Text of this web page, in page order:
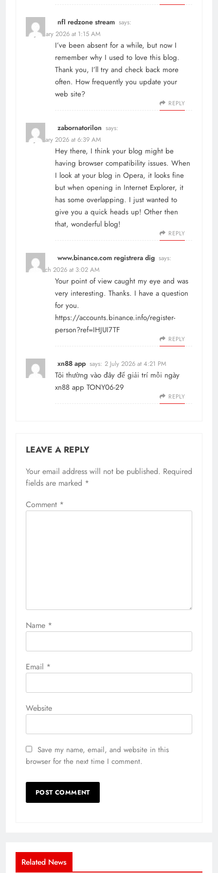
nfl redzone stream says:
14 January 2026 at 1:15 AM
I’ve been absent for a while, but now I
remember why I used to love this blog.
Thank you, I’ll try and check back more
often. How frequently you update your
web site?
REPLY
zabornatorilon says:
21 January 2026 at 6:39 AM
Hey there, I think your blog might be
having browser compatibility issues. When
I look at your blog in Opera, it looks fine
but when opening in Internet Explorer, it
has some overlapping. I just wanted to
give you a quick heads up! Other then
that, wonderful blog!
REPLY
www.binance.com registrera dig says:
28 March 2026 at 3:02 AM
Your point of view caught my eye and was
very interesting. Thanks. I have a question
for you.
https://accounts.binance.info/register-
person?ref=IHJUI7TF
REPLY
xn88 app says: 2 July 2026 at 4:21 PM
Tôi thường vào đây để giải trí mỗi ngày
xn88 app TONY06-29
REPLY
LEAVE A REPLY
Your email address will not be published. Required
fields are marked *
Comment *
Name *
Email *
Website
Save my name, email, and website in this
browser for the next time I comment.
Related News